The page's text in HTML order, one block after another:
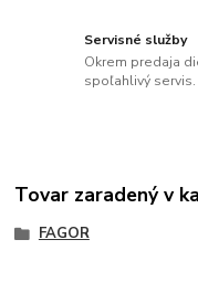
Servisné služby
Okrem predaja
spoľahlivý servis.
Tovar zaradený v
FAGOR